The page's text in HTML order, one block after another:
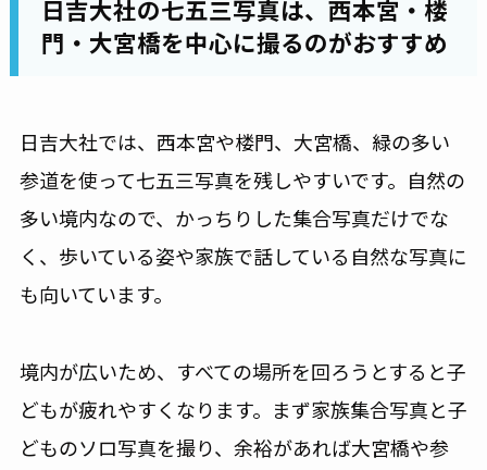
日吉大社の七五三写真は、西本宮・楼
門・大宮橋を中心に撮るのがおすすめ
日吉大社では、西本宮や楼門、大宮橋、緑の多い
参道を使って七五三写真を残しやすいです。自然の
多い境内なので、かっちりした集合写真だけでな
く、歩いている姿や家族で話している自然な写真に
も向いています。
境内が広いため、すべての場所を回ろうとすると子
どもが疲れやすくなります。まず家族集合写真と子
どものソロ写真を撮り、余裕があれば大宮橋や参